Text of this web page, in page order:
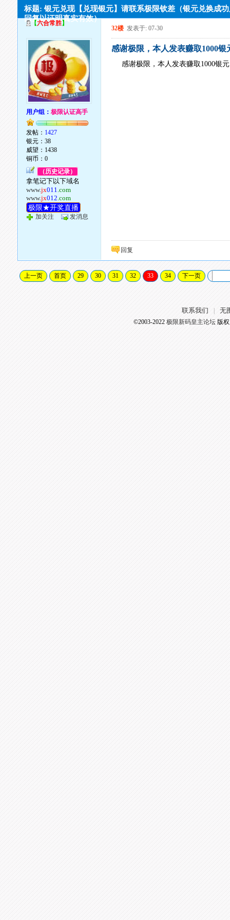
标题: 银元兑现【兑现银元】请联系极限钦差（银元兑换成
回复以证明真实有效）
【六合常胜】
用户组：极限认证高手
发帖： 1427
银元：38
威望：1438
铜币：0
（历史记录）
拿笔记下以下域名
www.jx011.com
www.jx012.com
极限★开奖直播
加关注 发消息
32楼 发表于: 07-30
感谢极限，本人发表赚取1000
感谢极限，本人发表赚取1000银
回复
上一页 首页 29 30 31 32 33 34 下一页
联系我们 无
©2003-2022 极限新码皇主论坛版权